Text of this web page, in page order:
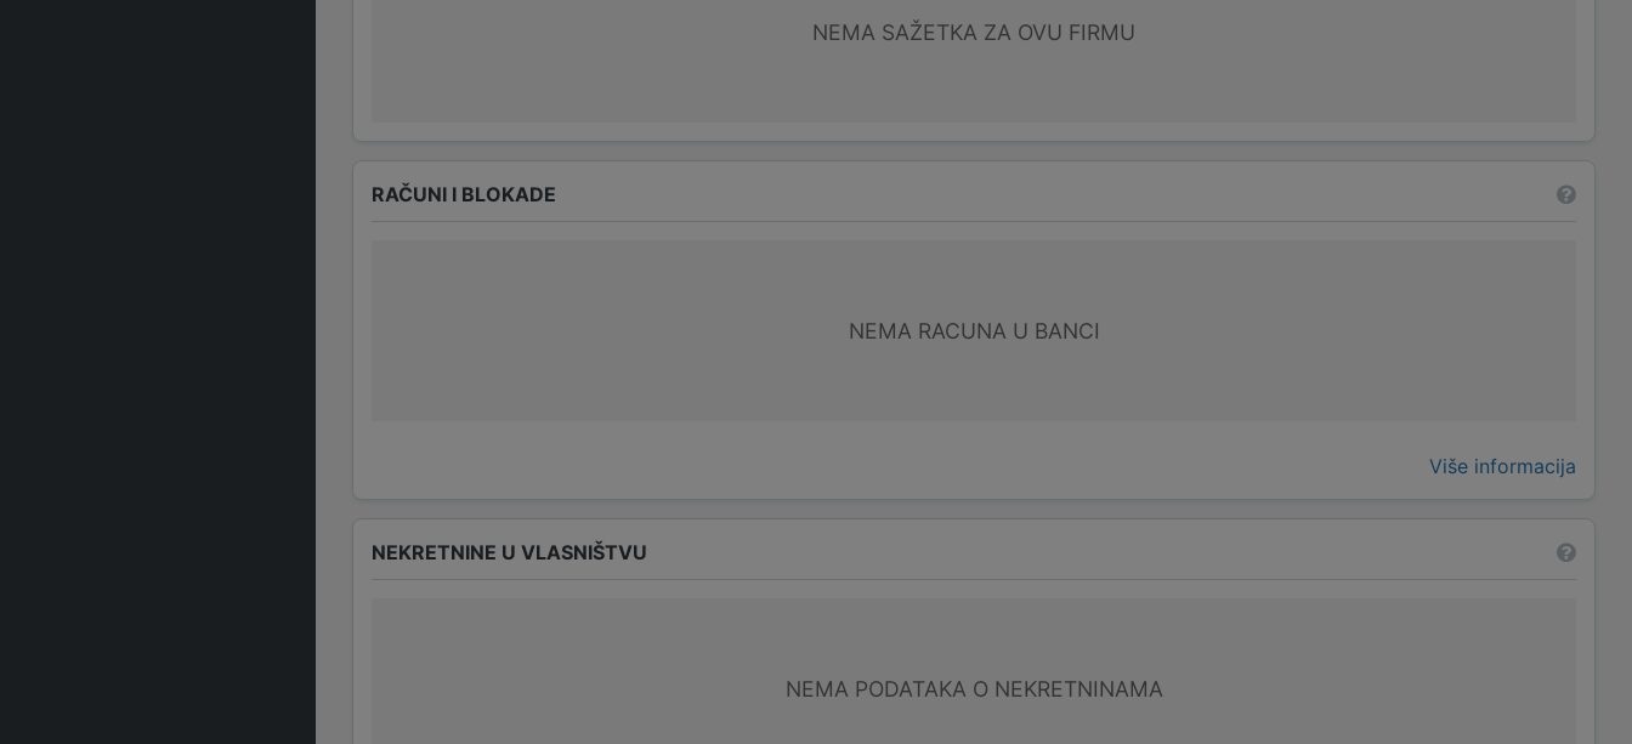
NEMA SAŽETKA ZA OVU FIRMU
RAČUNI I BLOKADE
NEMA RACUNA U BANCI
Više informacija
NEKRETNINE U VLASNIŠTVU
NEMA PODATAKA O NEKRETNINAMA